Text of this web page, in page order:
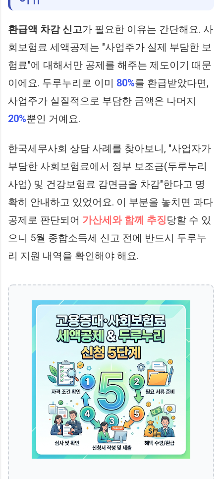
환급액 차감 신고가 필요한 이유는 간단해요. 사
회보험료 세액공제는 "사업주가 실제 부담한 보
험료"에 대해서만 공제를 해주는 제도이기 때문
이에요. 두루누리로 이미 80%를 환급받았다면,
사업주가 실질적으로 부담한 금액은 나머지
20%뿐인 거예요.
한국세무사회 상담 사례를 찾아보니, "사업자가
부담한 사회보험료에서 정부 보조금(두루누리
사업) 및 건강보험료 감면금을 차감"한다고 명
확히 안내하고 있었어요. 이 부분을 놓치면 과다
공제로 판단되어 가산세와 함께 추징당할 수 있
으니 5월 종합소득세 신고 전에 반드시 두루누
리 지원 내역을 확인해야 해요.